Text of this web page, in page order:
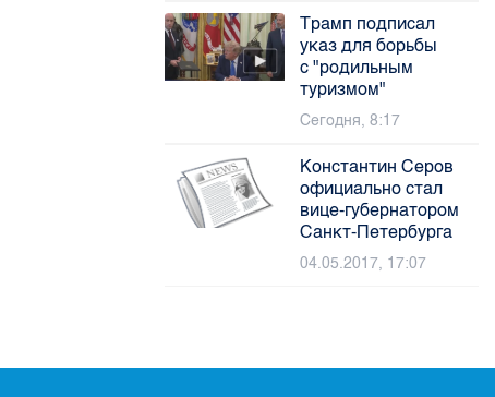
Трамп подписал
указ для борьбы
с "родильным
туризмом"
Сегодня, 8:17
Константин Серов
официально стал
вице-губернатором
Санкт-Петербурга
04.05.2017, 17:07